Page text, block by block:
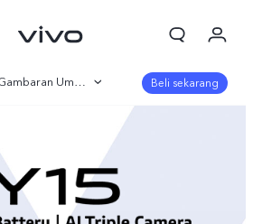
Gambaran Umum Beli sekarang